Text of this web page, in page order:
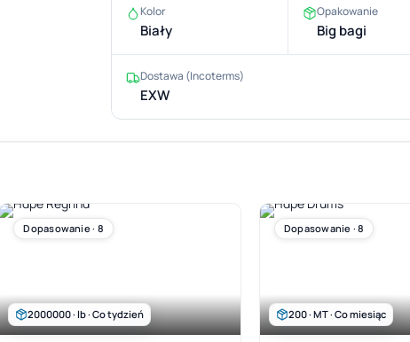
Kolor
Biały
Opakowanie
Big bagi
Dostawa (Incoterms)
EXW
2000000 · lb · Co tydzień
Dopasowanie · 8
200 · MT · Co miesiąc
Dopasowanie · 8